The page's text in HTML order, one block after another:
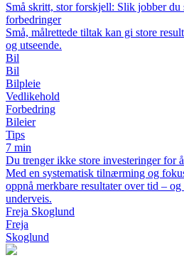
Små skritt, stor forskjell: Slik jobber du
forbedringer
Små, målrettede tiltak kan gi store
og utseende.
Bil
Bil
Bilpleie
Vedlikehold
Forbedring
Bileier
Tips
7 min
Du trenger ikke store investeringer for
Med en systematisk tilnærming og
oppnå merkbare resultater over tid –
underveis.
Freja Skoglund
Freja
Skoglund